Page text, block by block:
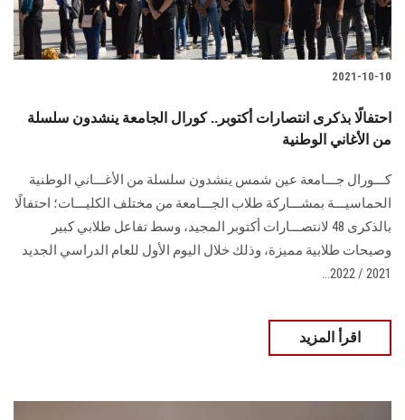
هيئة التدريس
الخريجين
2021-10-10
احتفالًا بذكرى انتصارات أكتوبر.. كورال الجامعة ينشدون سلسلة
من الأغاني الوطنية
كـــورال جـــامعة عين شمس ينشدون سلسلة من الأغـــاني الوطنية
الحماسيـــة بمشـــاركة طلاب الجـــامعة من مختلف الكليـــات؛ احتفالًا
بالذكرى 48 لانتصـــارات أكتوبر المجيد، وسط تفاعل طلابي كبير
وصيحات طلابية مميزة، وذلك خلال اليوم الأول للعام الدراسي الجديد
2021 / 2022...
اقرأ المزيد